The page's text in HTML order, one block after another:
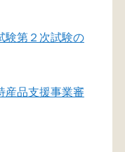
験第２次試験の
産品支援事業審